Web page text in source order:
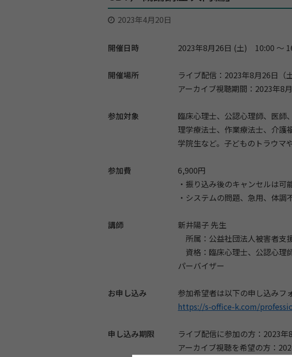
2023年4月20日
開催日時 2023年8月26日 (土) 10:00 〜
開催場所
ライブ配信：2023年8月26日（
アーカイブ視聴期間：2023年8
参加対象
臨床心理士、公認心理師、医師
理学療法士、作業療法士、介護
学院生など。子どものトラウマ
参加費
6,900円
・振り込み後のキャンセルは可
・システムの問題、急用、体調
講師
新井陽子 先生
所属：公益社団法人被害者支
資格：臨床心理士、公認心理
パーバイザー
お申し込み
参加希望者は以下の申し込みフ
https://s-office-k.com/
申し込み期限
ライブ配信に参加の方：2023
アーカイブ視聴を希望の方：